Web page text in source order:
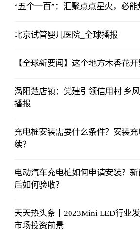
“五个一百”：汇聚点点星火，必
北京试管婴儿医院_全球播报
【全球新要闻】这个地方木香花
涡阳楚店镇：党建引领信用村 乡
播报
充电桩安装需要什么条件？安装
续？
电动汽车充电桩如何申请安装？
后如何验收？
天天热头条丨2023Mini LED行业
市场投资前景